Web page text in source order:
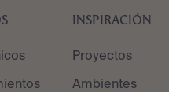
INSPIRACIÓN
Proyectos
Ambientes